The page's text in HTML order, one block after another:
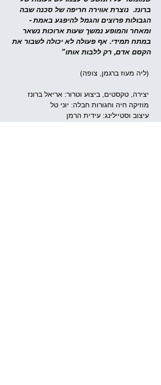
ברונז. נוצרת אווירה חריפה של סכנה שבה
הגבולות פרוצים והגמל להיפגע באמת -
ומאחר והמופע נמשך שעות ארוכות נשאר
במתח תמידי. אף פעולה לא יכולה לשבור את
הקסם אדם, רק ללבות אותו״
(ליה מעוז ברגמן, צופה)
יצירה, טקסטים, ביצוע וטרור: אריאל ברונז
מוזיקה חיה וחגורות חבלה: יוני טל
עיצוב וסטיילינג: עידית הרמן